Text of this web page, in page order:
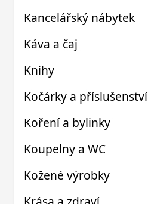
Kancelářský nábytek
Káva a čaj
Knihy
Kočárky a příslušenství
Koření a bylinky
Koupelny a WC
Kožené výrobky